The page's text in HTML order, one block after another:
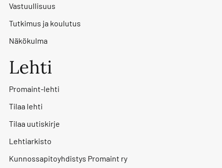
Vastuullisuus
Tutkimus ja koulutus
Näkökulma
Lehti
Promaint-lehti
Tilaa lehti
Tilaa uutiskirje
Lehtiarkisto
Kunnossapitoyhdistys Promaint ry